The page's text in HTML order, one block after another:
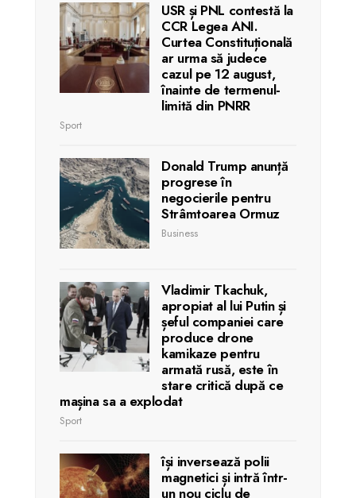
USR și PNL contestă la
CCR Legea ANI.
Curtea Constituțională
ar urma să judece
cazul pe 12 august,
înainte de termenul-
limită din PNRR
Sport
Donald Trump anunță
progrese în
negocierile pentru
Strâmtoarea Ormuz
Business
Vladimir Tkachuk,
apropiat al lui Putin și
șeful companiei care
produce drone
kamikaze pentru
armată rusă, este în
stare critică după ce
mașina sa a explodat
Sport
își inversează polii
magnetici și intră într-
un nou ciclu de